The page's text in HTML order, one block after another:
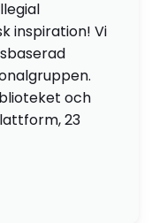
inspiration! Vi
och
23